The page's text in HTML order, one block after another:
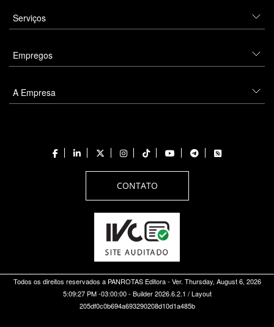
Serviços
Empregos
A Empresa
CONTATO
Todos os direitos reservados a PANROTAS Editora - Ver. Thursday, August 6, 2026
5:09:27 PM -03:00:00 - Builder 2026.6.2.1 / Layout
205df0c0b694a693290208d10d1a485b